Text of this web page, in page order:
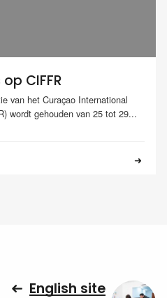
CIFFR
van het Curaçao International
wordt gehouden van 25 tot 29...
English site